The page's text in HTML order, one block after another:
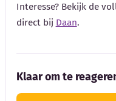
Interesse? Bekijk de
direct bij Daan.
Klaar om te